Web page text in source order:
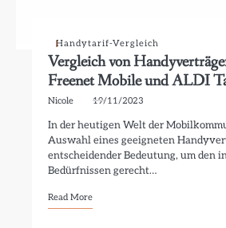
Handytarif-Vergleich
Vergleich von
Freenet Mobile und ALDI
Nicole 19/11/2023
In der heutigen Welt der
Auswahl eines geeigneten
entscheidender Bedeutung, um den
Bedürfnissen gerecht…
Read More